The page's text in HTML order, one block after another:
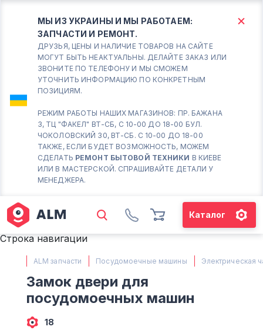
МЫ ИЗ УКРАИНЫ И МЫ РАБОТАЕМ:
ЗАПЧАСТИ И РЕМОНТ.
ДРУЗЬЯ, ЦЕНЫ И НАЛИЧИЕ ТОВАРОВ НА САЙТЕ
МОГУТ БЫТЬ НЕАКТУАЛЬНЫ. ДЕЛАЙТЕ ЗАКАЗ ИЛИ
ЗВОНИТЕ ПО ТЕЛЕФОНУ И МЫ СМОЖЕМ
УТОЧНИТЬ ИНФОРМАЦИЮ ПО КОНКРЕТНЫМ
ПОЗИЦИЯМ.
РЕЖИМ РАБОТЫ НАШИХ МАГАЗИНОВ: ПР. БАЖАНА
3, ТЦ "ФАКЕЛ" ВТ-СБ, С 10-00 ДО 18-00 БУЛ.
ЧОКОЛОВСКИЙ 30, ВТ-СБ. С 10-00 ДО 18-00
ТАКЖЕ, ЕСЛИ БУДЕТ ВОЗМОЖНОСТЬ, МОЖЕМ
СДЕЛАТЬ РЕМОНТ БЫТОВОЙ ТЕХНИКИ В КИЕВЕ
ИЛИ В МАСТЕРСКОЙ. СПРАШИВАЙТЕ ДЕТАЛИ У
МЕНЕДЖЕРА.
Каталог
КИЕВ БОРИСПОЛЬ
Вт.- Сб.
10:00 - 18:00
Соломенский район - ВТ-
СБ. с 10-00 до 18-00
(098) 672 76 42
(063) 722 37 14
М. ХАРЬКОВСКАЯ - ВТ-СБ, С
10-00 ДО 18-00
(063) 527 27 00
(044) 332 76 42
КАРТА
Строка навигации
ALM запчасти Посудомоечные машины Электрическая
Замок двери для
посудомоечных машин
18